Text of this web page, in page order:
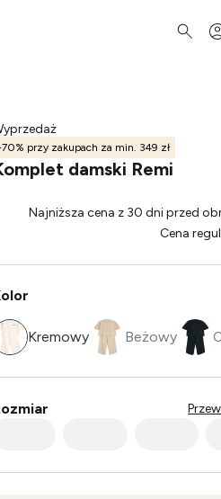
przy zakupach za min. 349 zł
damski Remi
Najniższa cena z 30 dni przed
Cena
Kremowy Beżowy